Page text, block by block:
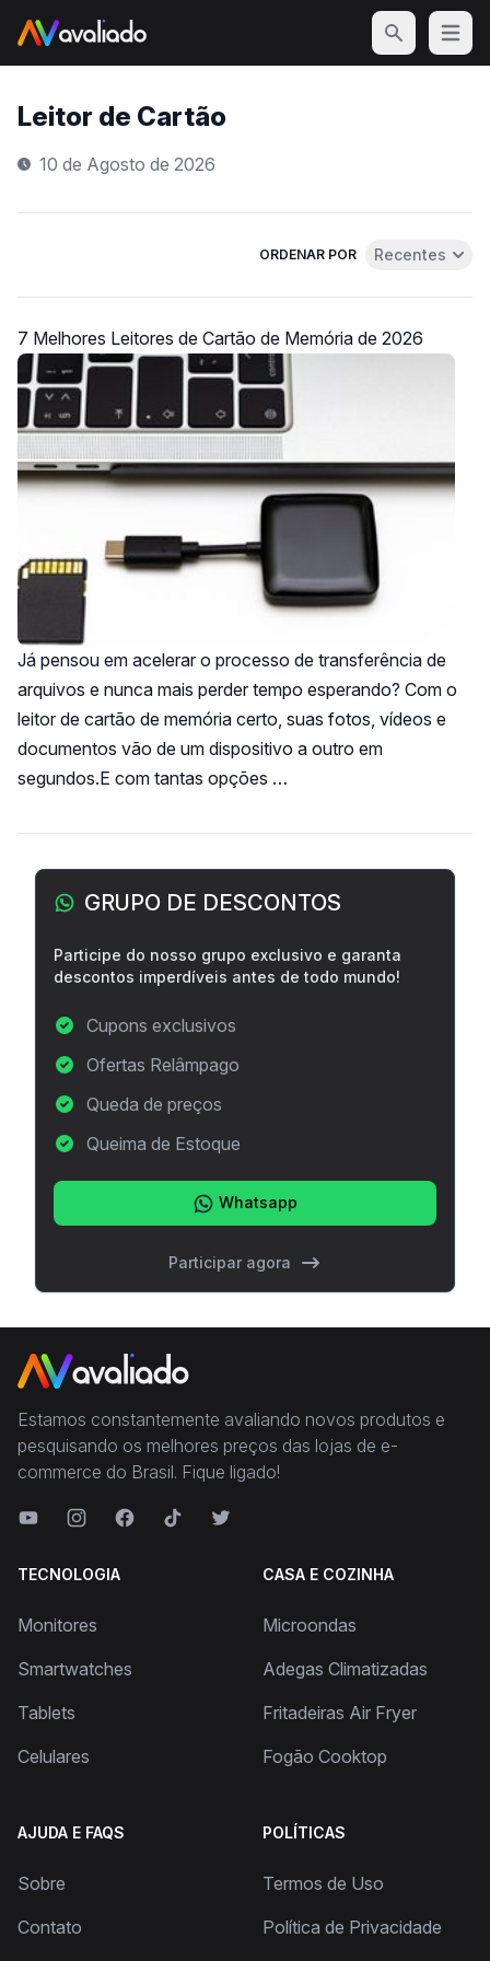
Open
Leitor de Cartão
10 de Agosto de 2026
ORDENAR POR Abrir menu de
Recentes
7 Melhores Leitores de Cartão de Memória de 2026
Já pensou em acelerar o processo de transferência de
arquivos e nunca mais perder tempo esperando? Com o
leitor de cartão de memória certo, suas fotos, vídeos e
documentos vão de um dispositivo a outro em
segundos.E com tantas opções …
Barra lateral
GRUPO DE DESCONTOS
Participe do nosso grupo exclusivo e garanta
descontos imperdíveis antes de todo mundo!
Cupons exclusivos
Ofertas Relâmpago
Queda de preços
Queima de Estoque
Whatsapp
Participar agora
Estamos constantemente avaliando novos produtos e
pesquisando os melhores preços das lojas de e-
commerce do Brasil. Fique ligado!
TECNOLOGIA
Monitores
Smartwatches
Tablets
Celulares
CASA E COZINHA
Microondas
Adegas Climatizadas
Fritadeiras Air Fryer
Fogão Cooktop
AJUDA E FAQS
Sobre
Contato
POLÍTICAS
Termos de Uso
Política de Privacidade